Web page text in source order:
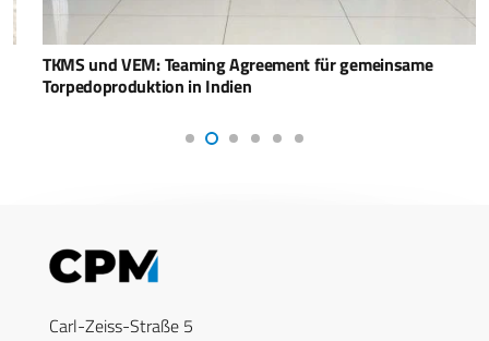
TKMS und VEM: Teaming Agreement für gemeinsame
Torpedoproduktion in Indien
Carl-Zeiss-Straße 5